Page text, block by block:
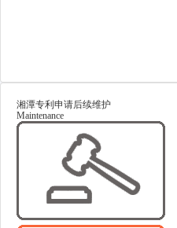
湘潭专利申请后续维护
Maintenance